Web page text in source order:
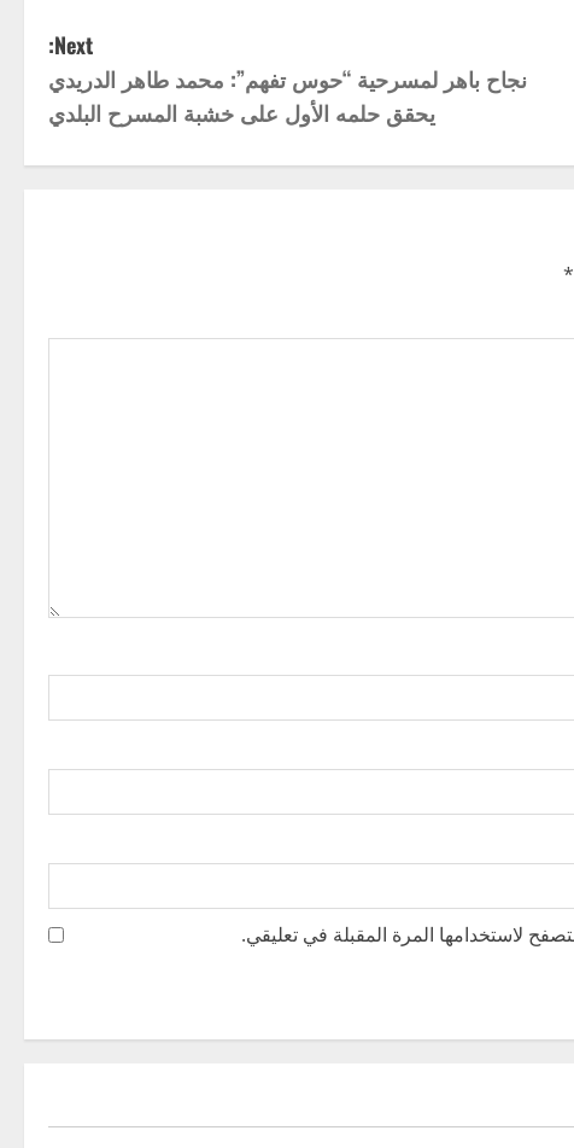
Next:
نجاح باهر لمسرحية “حوس تفهم”: محمد طاهر الدريدي
يحقق حلمه الأول على خشبة المسرح البلدي
*
لاستخدامها المرة المقبلة في تعليقي.